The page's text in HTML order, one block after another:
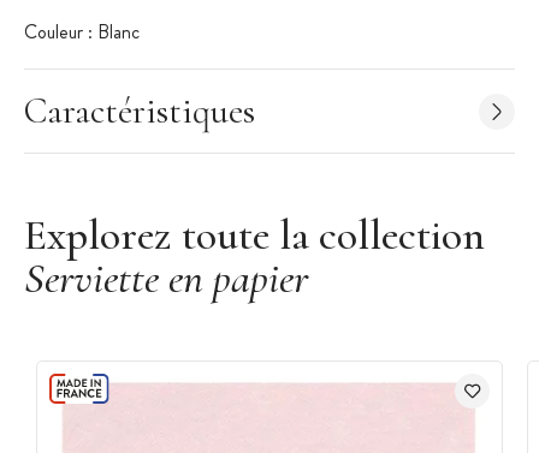
Couleur : Blanc
Caractéristiques
Explorez toute la collection
Serviette en papier